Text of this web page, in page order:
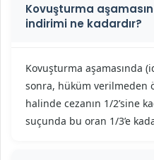
Kovuşturma
indirimi ne kadardır?
Kovuşturma aşamasında
sonra, hüküm verilmeden
halinde cezanın 1/2’sine
suçunda bu oran 1/3’e